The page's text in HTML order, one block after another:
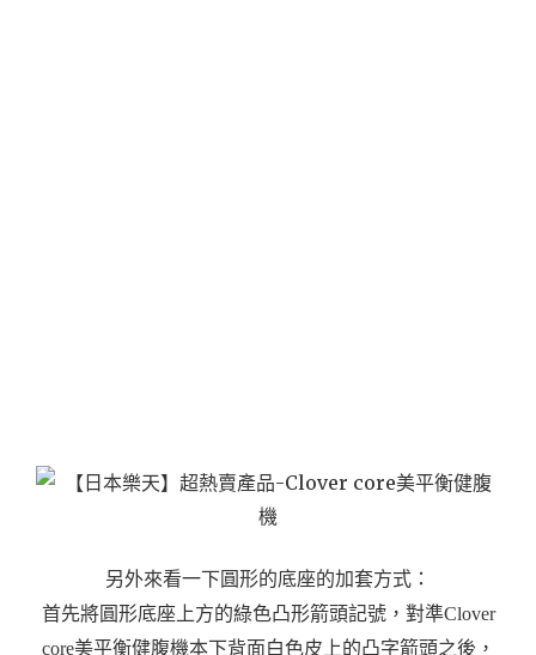
另外來看一下圓形的底座的加套方式：
首先將圓形底座上方的綠色凸形箭頭記號，對準Clover
core美平衡健腹機本下背面白色皮上的凸字箭頭之後，